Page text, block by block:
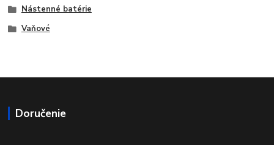
Nástenné batérie
Vaňové
Doručenie